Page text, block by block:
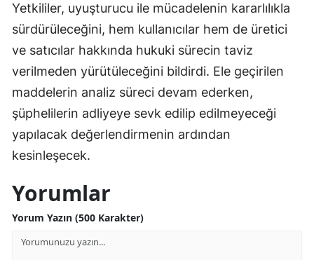
Iğdır
Yalova
Karabük
Kilis
Osmaniye
Yetkililer, uyuşturucu ile mücadelenin kararlılıkla
sürdürüleceğini, hem kullanıcılar hem de üretici
ve satıcılar hakkında hukuki sürecin taviz
verilmeden yürütüleceğini bildirdi. Ele geçirilen
maddelerin analiz süreci devam ederken,
şüphelilerin adliyeye sevk edilip edilmeyeceği
yapılacak değerlendirmenin ardından
kesinleşecek.
Yorumlar
Yorum Yazın (500 Karakter)